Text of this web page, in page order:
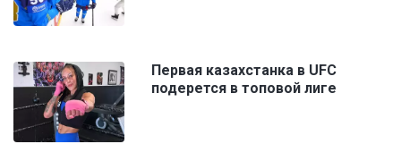
Первая казахстанка в UFC
подерется в топовой лиге